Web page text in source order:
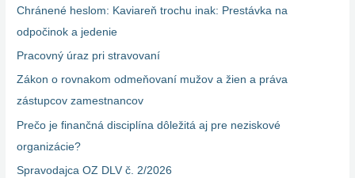
Chránené heslom: Kaviareň trochu inak: Prestávka na
odpočinok a jedenie
Pracovný úraz pri stravovaní
Zákon o rovnakom odmeňovaní mužov a žien a práva
zástupcov zamestnancov
Prečo je finančná disciplína dôležitá aj pre neziskové
organizácie?
Spravodajca OZ DLV č. 2/2026